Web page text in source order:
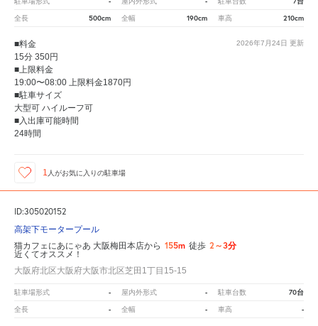
全長 500cm 全幅 190cm 車高 210cm
2026年7月24日 更新
■料金
15分 350円
■上限料金
19:00〜08:00 上限料金1870円
■駐車サイズ
大型可 ハイルーフ可
■入出庫可能時間
24時間
1 人がお気に入りの駐車場
ID:305020152
高架下モータープール
猫カフェにあにゃあ 大阪梅田本店から 155m 徒歩 2～3分
近くてオススメ！
大阪府北区大阪府大阪市北区芝田1丁目15-15
駐車場形式 - 屋内外形式 - 駐車台数 70台
全長 - 全幅 - 車高 -